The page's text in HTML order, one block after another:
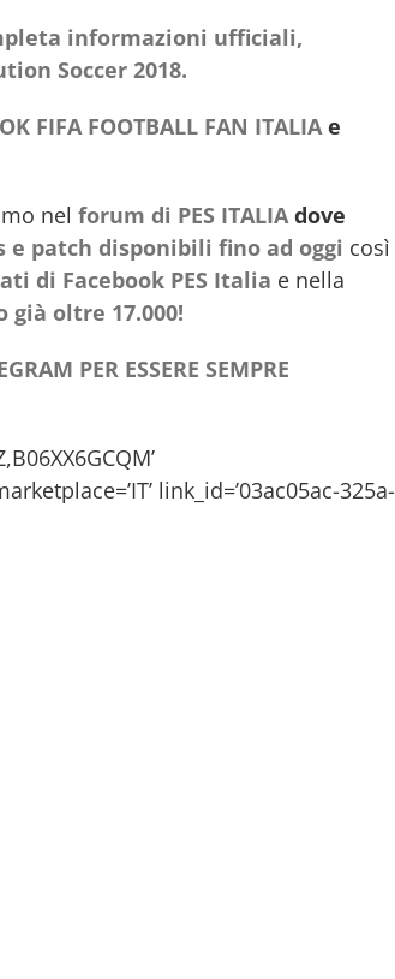
informazioni ufficiali,
Soccer 2018.
FIFA FOOTBALL FAN ITALIA e
nel forum di PES ITALIA dove
patch disponibili fino ad oggi così
di Facebook PES Italia e nella
già oltre 17.000!
PER ESSERE SEMPRE
link_id=’03ac05ac-325a-